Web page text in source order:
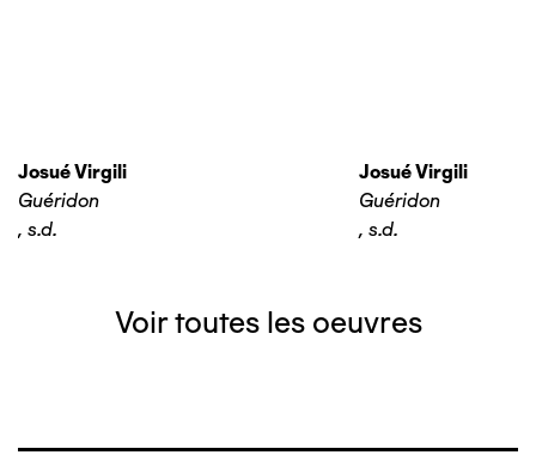
Josué Virgili
Guéridon
, s.d.
Josué Virgili
Guéridon
, s.d.
Voir toutes les oeuvres